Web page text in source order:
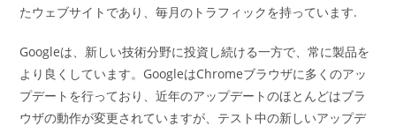
たウェブサイトであり、毎月のトラフィックを持っています.
Googleは、新しい技術分野に投資し続ける一方で、常に製品を
より良くしています。GoogleはChromeブラウザに多くのアッ
プデートを行っており、近年のアップデートのほとんどはブラ
ウザの動作が変更されていますが、テスト中の新しいアップデ